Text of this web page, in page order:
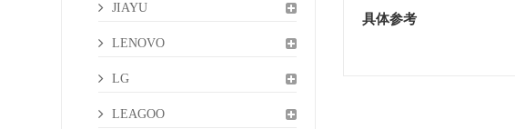
具体参考
JIAYU
LENOVO
LG
LEAGOO